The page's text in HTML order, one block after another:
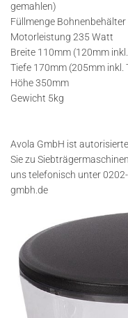
gemahlen)
Füllmenge Bohnenbehälter
Motorleistung 235 Watt
Breite 110mm (120mm
Tiefe 170mm (205mm inkl.
Höhe 350mm
Gewicht 5kg
Avola GmbH ist
Sie zu
uns telefonisch unter
gmbh.de